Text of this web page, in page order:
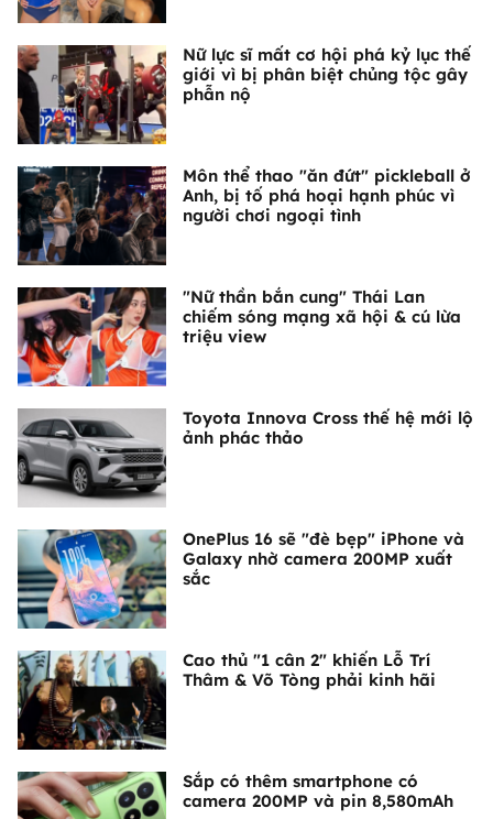
Nữ lực sĩ mất cơ hội phá kỷ lục thế
giới vì bị phân biệt chủng tộc gây
phẫn nộ
Môn thể thao "ăn đứt" pickleball ở
Anh, bị tố phá hoại hạnh phúc vì
người chơi ngoại tình
"Nữ thần bắn cung" Thái Lan
chiếm sóng mạng xã hội & cú lừa
triệu view
Toyota Innova Cross thế hệ mới lộ
ảnh phác thảo
OnePlus 16 sẽ "đè bẹp" iPhone và
Galaxy nhờ camera 200MP xuất
sắc
Cao thủ "1 cân 2" khiến Lỗ Trí
Thâm & Võ Tòng phải kinh hãi
Sắp có thêm smartphone có
camera 200MP và pin 8,580mAh